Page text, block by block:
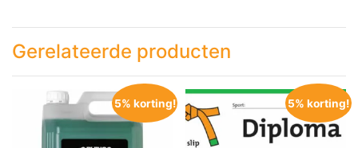
Gerelateerde producten
5% korting! 5% korting!